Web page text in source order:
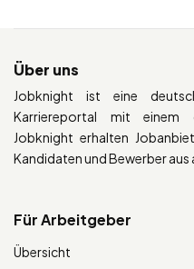
Über uns
Jobknight ist eine
Karriereportal mit einem
Jobknight erhalten
Kandidaten und Bewerber aus
Für Arbeitgeber
Übersicht